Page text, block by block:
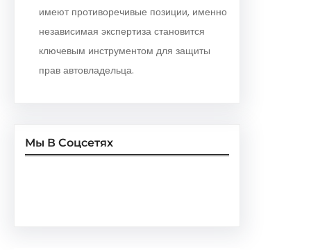
имеют противоречивые позиции, именно
независимая экспертиза становится
ключевым инструментом для защиты
прав автовладельца.
Мы В Соцсетях